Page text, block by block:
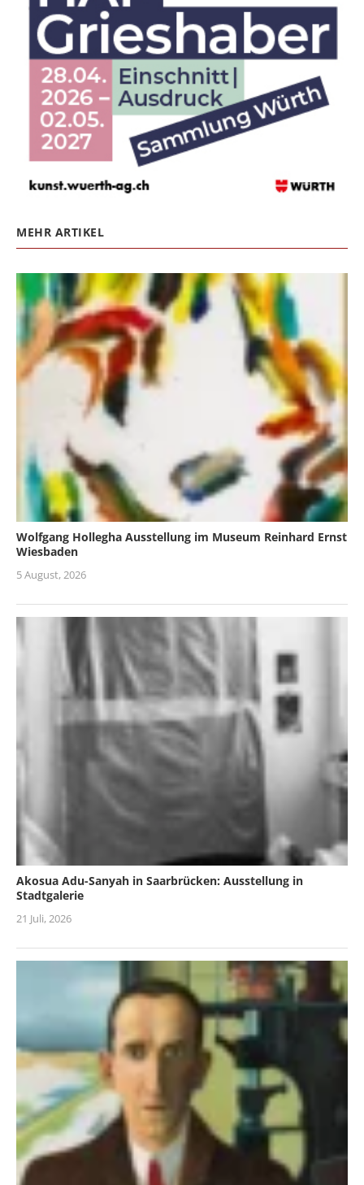
MEHR ARTIKEL
Wolfgang Hollegha Ausstellung im Museum Reinhard Ernst
Wiesbaden
5 August, 2026
Akosua Adu-Sanyah in Saarbrücken: Ausstellung in
Stadtgalerie
21 Juli, 2026